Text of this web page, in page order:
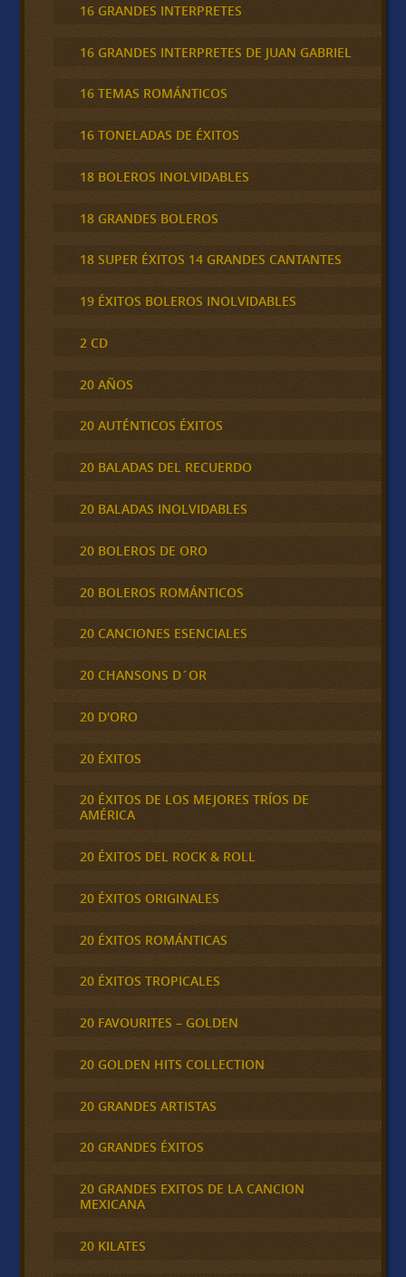
16 GRANDES INTERPRETES
16 GRANDES INTERPRETES DE JUAN GABRIEL
16 TEMAS ROMÁNTICOS
16 TONELADAS DE ÉXITOS
18 BOLEROS INOLVIDABLES
18 GRANDES BOLEROS
18 SUPER ÉXITOS 14 GRANDES CANTANTES
19 ÉXITOS BOLEROS INOLVIDABLES
2 CD
20 AÑOS
20 AUTÉNTICOS ÉXITOS
20 BALADAS DEL RECUERDO
20 BALADAS INOLVIDABLES
20 BOLEROS DE ORO
20 BOLEROS ROMÁNTICOS
20 CANCIONES ESENCIALES
20 CHANSONS D´OR
20 D'ORO
20 ÉXITOS
20 ÉXITOS DE LOS MEJORES TRÍOS DE
AMÉRICA
20 ÉXITOS DEL ROCK & ROLL
20 ÉXITOS ORIGINALES
20 ÉXITOS ROMÁNTICAS
20 ÉXITOS TROPICALES
20 FAVOURITES – GOLDEN
20 GOLDEN HITS COLLECTION
20 GRANDES ARTISTAS
20 GRANDES ÉXITOS
20 GRANDES EXITOS DE LA CANCION
MEXICANA
20 KILATES